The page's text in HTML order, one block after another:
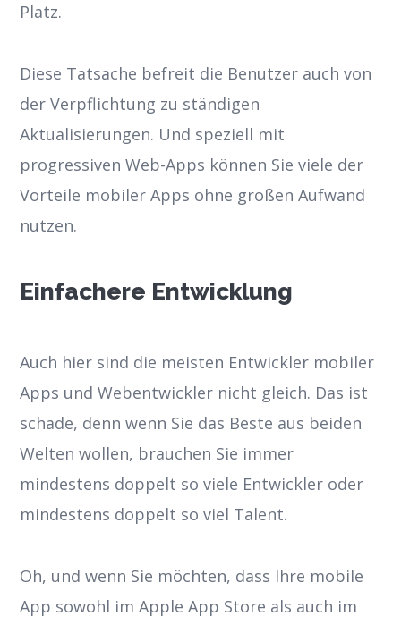
Platz.
Diese Tatsache befreit die Benutzer auch von
der Verpflichtung zu ständigen
Aktualisierungen. Und speziell mit
progressiven Web-Apps können Sie viele der
Vorteile mobiler Apps ohne großen Aufwand
nutzen.
Einfachere Entwicklung
Auch hier sind die meisten Entwickler mobiler
Apps und Webentwickler nicht gleich. Das ist
schade, denn wenn Sie das Beste aus beiden
Welten wollen, brauchen Sie immer
mindestens doppelt so viele Entwickler oder
mindestens doppelt so viel Talent.
Oh, und wenn Sie möchten, dass Ihre mobile
App sowohl im Apple App Store als auch im